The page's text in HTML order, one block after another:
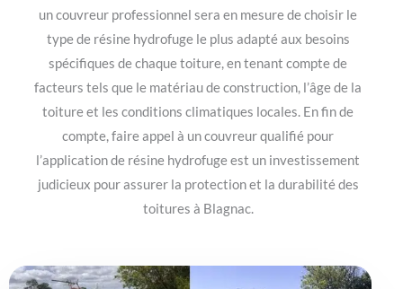
un couvreur professionnel sera en mesure de choisir le
type de résine hydrofuge le plus adapté aux besoins
spécifiques de chaque toiture, en tenant compte de
facteurs tels que le matériau de construction, l’âge de la
toiture et les conditions climatiques locales. En fin de
compte, faire appel à un couvreur qualifié pour
l’application de résine hydrofuge est un investissement
judicieux pour assurer la protection et la durabilité des
toitures à Blagnac.